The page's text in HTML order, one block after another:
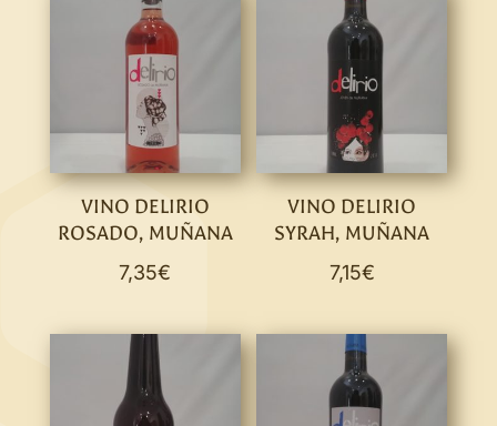
VINO DELIRIO
ROSADO, MUÑANA
7,35€
VINO DELIRIO
SYRAH, MUÑANA
7,15€